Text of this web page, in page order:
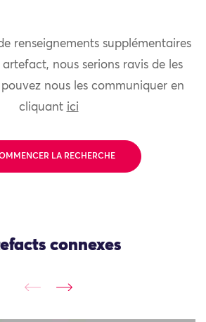
renseignements supplémentaires
nous serions ravis de les
nous les communiquer en
cliquant ici
LA RECHERCHE
connexes